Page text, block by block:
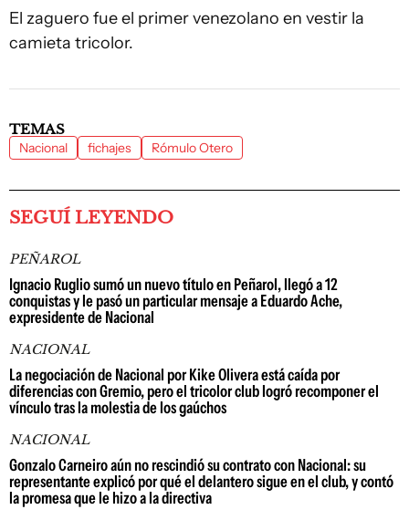
El zaguero fue el primer venezolano en vestir la
camieta tricolor.
TEMAS
Nacional fichajes Rómulo Otero
SEGUÍ LEYENDO
PEÑAROL
Ignacio Ruglio sumó un nuevo título en Peñarol, llegó a 12
conquistas y le pasó un particular mensaje a Eduardo Ache,
expresidente de Nacional
NACIONAL
La negociación de Nacional por Kike Olivera está caída por
diferencias con Gremio, pero el tricolor club logró recomponer el
vínculo tras la molestia de los gaúchos
NACIONAL
Gonzalo Carneiro aún no rescindió su contrato con Nacional: su
representante explicó por qué el delantero sigue en el club, y contó
la promesa que le hizo a la directiva